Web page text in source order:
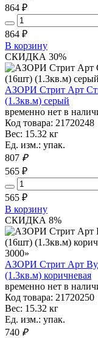
864 ₽
864 ₽
В корзину
СКИДКА 30%
АЗОРИ Стрит Арт
(1.3кв.м) серый
временно нет в
Код товара: 21720248
Вес: 15.32 кг
Ед. изм.: упак.
807 ₽
565 ₽
565 ₽
В корзину
СКИДКА 8%
АЗОРИ Стрит Арт
(1.3кв.м) коричневая
временно нет в
Код товара: 21720250
Вес: 15.32 кг
Ед. изм.: упак.
740 ₽